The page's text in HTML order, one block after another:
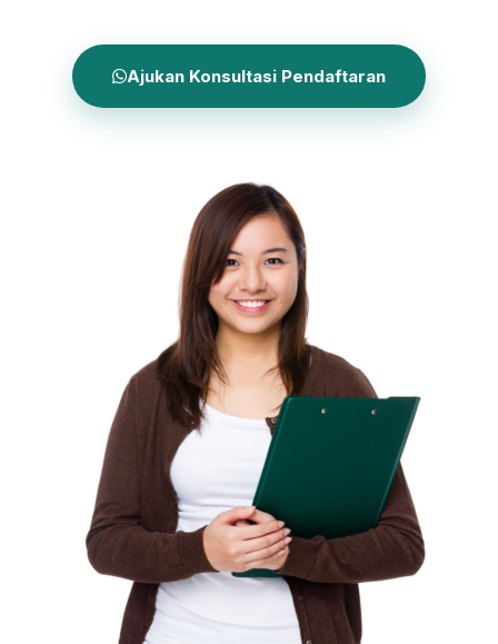
Ajukan Konsultasi Pendaftaran